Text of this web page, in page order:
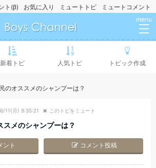
ミュートコメント
ミュートトピ
お気に入り
ト(β)
menu
新着トピ 人気トピ トピック作成
のオススメのシャンプーは？
11(月) 9:35:21 このトピをミュート
スメのシャンプーは？
コメント投稿
ント